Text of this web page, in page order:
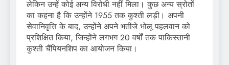
लेकिन उन्हें कोई अन्य विरोधी नहीं मिला। कुछ अन्य स्रोतों
का कहना है कि उन्होंने 1955 तक कुश्ती लड़ी। अपनी
सेवानिवृत्ति के बाद, उन्होंने अपने भतीजे भोलू पहलवान को
प्रशिक्षित किया, जिन्होंने लगभग 20 वर्षों तक पाकिस्तानी
कुश्ती चैंपियनशिप का आयोजन किया।